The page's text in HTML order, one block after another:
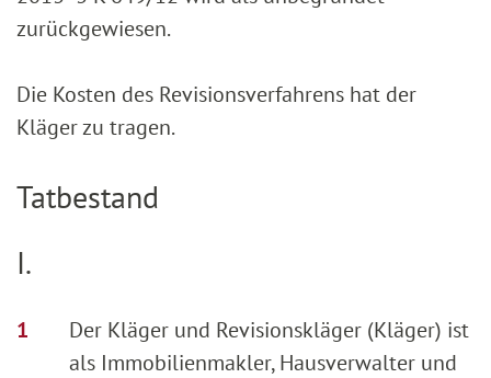
zurückgewiesen.
Die Kosten des Revisionsverfahrens hat der
Kläger zu tragen.
Tatbestand
I.
Der Kläger und Revisionskläger (Kläger) ist
als Immobilienmakler, Hausverwalter und